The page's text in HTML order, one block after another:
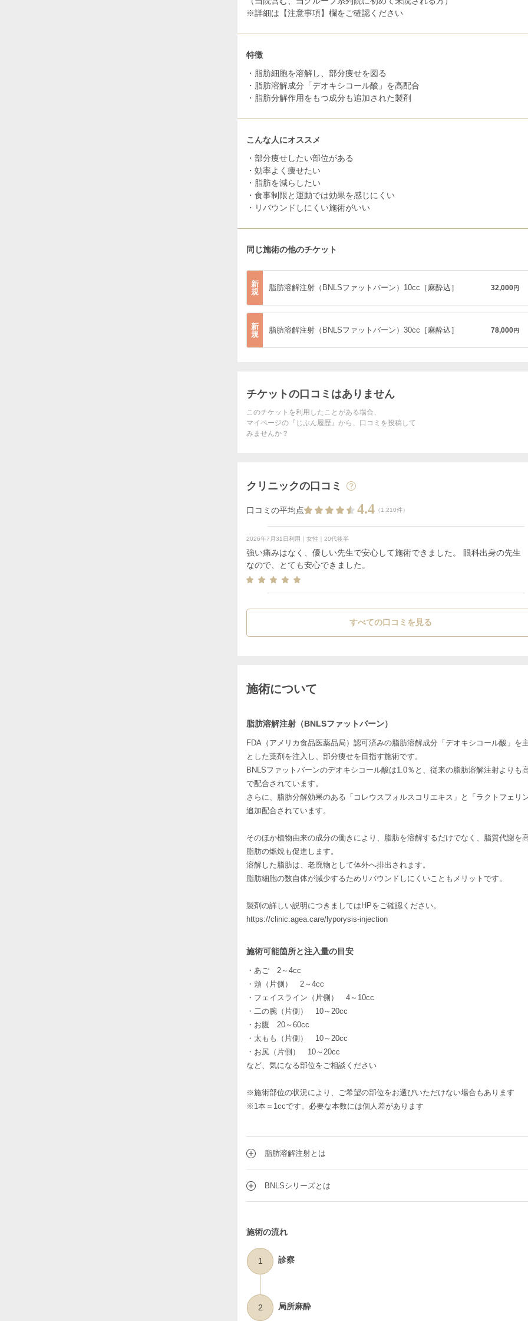
※詳細は【注意事項】欄をご確認ください
特徴
・脂肪細胞を溶解し、部分痩せを図る
・脂肪溶解成分「デオキシコール酸」を高配合
・脂肪分解作用をもつ成分も追加された製剤
こんな人にオススメ
・部分痩せしたい部位がある
・効率よく痩せたい
・脂肪を減らしたい
・食事制限と運動では効果を感じにくい
・リバウンドしにくい施術がいい
同じ施術の他のチケット
新
規
脂肪溶解注射（BNLSファットバーン）10cc［麻酔込］ 32,000円
新
規
脂肪溶解注射（BNLSファットバーン）30cc［麻酔込］ 78,000円
チケットの口コミはありません
このチケットを利用したことがある場合、
マイページの『じぶん履歴』から、口コミを投稿して
みませんか？
クリニックの口コミ
口コミの平均点 4.4 （1,210件）
2026年7月31日利用｜女性｜20代後半
強い痛みはなく、優しい先生で安心して施術できました。 眼科出身の先生
なので、とても安心できました。
すべての口コミを見る
施術について
脂肪溶解注射（BNLSファットバーン）
FDA（アメリカ食品医薬品局）認可済みの脂肪溶解成分「デオキシコール酸」を
とした薬剤を注入し、部分痩せを目指す施術です。
BNLSファットバーンのデオキシコール酸は1.0％と、従来の脂肪溶解注射よりも
で配合されています。
さらに、脂肪分解効果のある「コレウスフォルスコリエキス」と「ラクトフェリ
追加配合されています。
そのほか植物由来の成分の働きにより、脂肪を溶解するだけでなく、脂質代謝を高
脂肪の燃焼も促進します。
溶解した脂肪は、老廃物として体外へ排出されます。
脂肪細胞の数自体が減少するためリバウンドしにくいこともメリットです。
製剤の詳しい説明につきましてはHPをご確認ください。
https://clinic.agea.care/lyporysis-injection
施術可能箇所と注入量の目安
・あご 2～4cc
・頬（片側） 2～4cc
・フェイスライン（片側） 4～10cc
・二の腕（片側） 10～20cc
・お腹 20～60cc
・太もも（片側） 10～20cc
・お尻（片側） 10～20cc
など、気になる部位をご相談ください
※施術部位の状況により、ご希望の部位をお選びいただけない場合もあります
※1本＝1ccです。必要な本数には個人差があります
脂肪溶解注射とは
BNLSシリーズとは
施術の流れ
1 診察
2 局所麻酔